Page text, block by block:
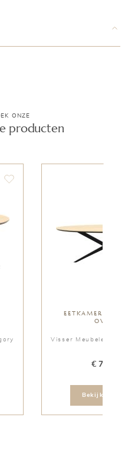
ONZE
producten
EETKAMERTAFEL
OVAAL
Visser Meubelen Root
€ 719,00
Bekijk product